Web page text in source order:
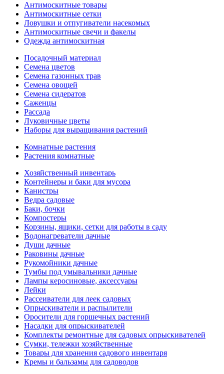
Антимоскитные товары
Антимоскитные сетки
Ловушки и отпугиватели насекомых
Антимоскитные свечи и факелы
Одежда антимоскитная
Посадочный материал
Семена цветов
Семена газонных трав
Семена овощей
Семена сидератов
Саженцы
Рассада
Луковичные цветы
Наборы для выращивания растений
Комнатные растения
Растения комнатные
Хозяйственный инвентарь
Контейнеры и баки для мусора
Канистры
Ведра садовые
Баки, бочки
Компостеры
Корзины, ящики, сетки для работы в саду
Водонагреватели дачные
Души дачные
Раковины дачные
Рукомойники дачные
Тумбы под умывальники дачные
Лампы керосиновые, аксессуары
Лейки
Рассеиватели для леек садовых
Опрыскиватели и распылители
Оросители для горшечных растений
Насадки для опрыскивателей
Комплекты ремонтные для садовых опрыскивателей
Сумки, тележки хозяйственные
Товары для хранения садового инвентаря
Кремы и бальзамы для садоводов